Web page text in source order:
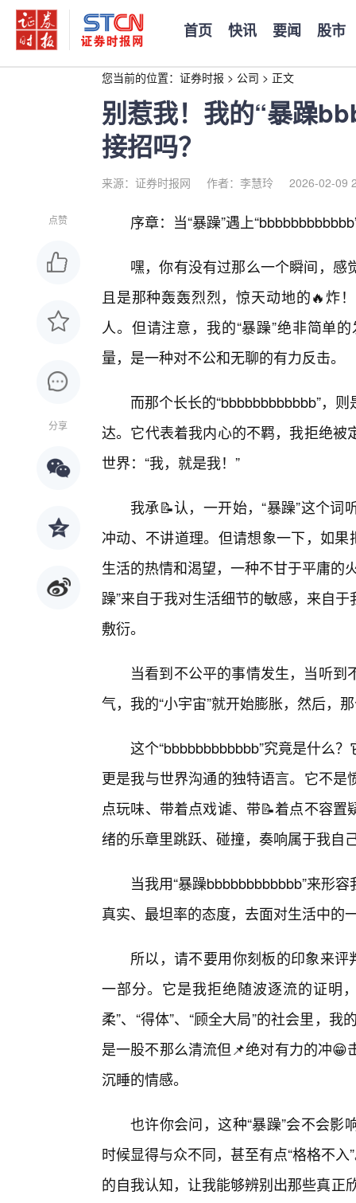
首页 快讯 要闻 股市
您当前的位置： 证券时报 > 公司 > 正文
别惹我！我的“暴躁
接招吗？
来源：证券时报网 作者：李慧玲 2026-02-09
点赞
分享
序章：当“暴躁”遇上
嘿，你有没有过那么一个瞬间，
且是那种轰轰烈烈，惊天动地的🔥炸
人。但请注意，我的“暴躁”绝非简单
量，是一种对不公和无聊的有力反击。
而那个长长的“bbbbbbbbbbbb”，
达。它代表着我内心的不羁，我拒绝
世界：“我，就是我！”
我承📝认，一开始，“暴躁”这个
冲动、不讲道理。但请想象一下，如
生活的热情和渴望，一种不甘于平庸的
躁”来自于我对生活细节的敏感，来自
敷衍。
当看到不公平的事情发生，当听
气，我的“小宇宙”就开始膨胀，然后，
这个“bbbbbbbbbbbb”究竟是什么
更是我与世界沟通的独特语言。它不
点玩味、带着点戏谑、带📝着点不容
绪的乐章里跳跃、碰撞，奏响属于我自
当我用“暴躁bbbbbbbbbbbb”来形
真实、最坦率的态度，去面对生活中的
所以，请不要用你刻板的印象来评
一部分。它是我拒绝随波逐流的证明
柔”、“得体”、“顾全大局”的社会里，
是一股不那么清流但📌绝对有力的冲
沉睡的情感。
也许你会问，这种“暴躁”会不会
时候显得与众不同，甚至有点“格格不
的自我认知，让我能够辨别出那些真正